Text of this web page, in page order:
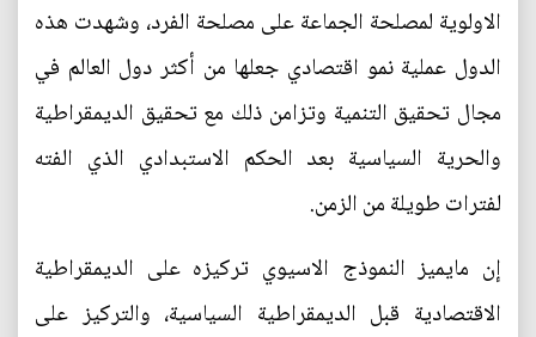
الاولوية لمصلحة الجماعة على مصلحة الفرد، وشهدت هذه
الدول عملية نمو اقتصادي جعلها من أكثر دول العالم في
مجال تحقيق التنمية وتزامن ذلك مع تحقيق الديمقراطية
والحرية السياسية بعد الحكم الاستبدادي الذي الفته
لفترات طويلة من الزمن.
إن مايميز النموذج الاسيوي تركيزه على الديمقراطية
الاقتصادية قبل الديمقراطية السياسية، والتركيز على